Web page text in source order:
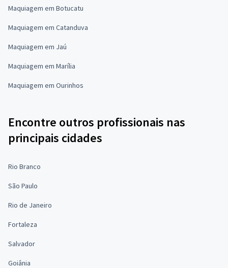
Maquiagem em Botucatu
Maquiagem em Catanduva
Maquiagem em Jaú
Maquiagem em Marília
Maquiagem em Ourinhos
Encontre outros profissionais nas
principais cidades
Rio Branco
São Paulo
Rio de Janeiro
Fortaleza
Salvador
Goiânia